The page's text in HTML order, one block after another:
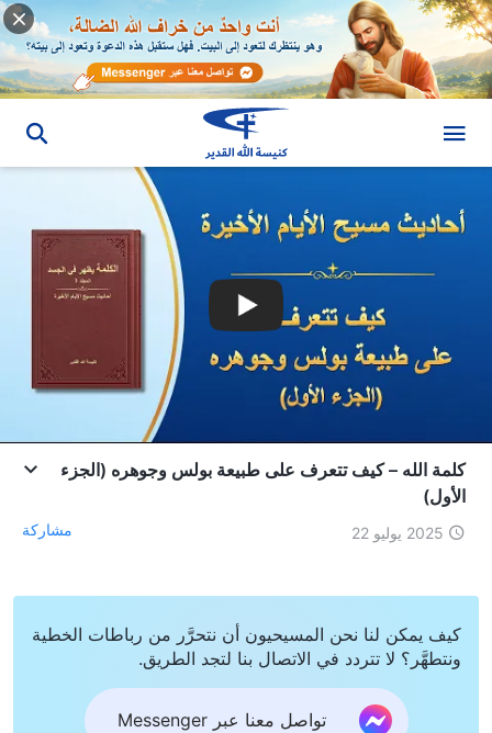
كلمة الله – كيف تتعرف على طبيعة بولس وجوهره (الجزء
الأول)
2025 يوليو 22 مشاركة
كيف يمكن لنا نحن المسيحيون أن نتحرَّر من رباطات الخطية
ونتطهَّر؟ لا تتردد في الاتصال بنا لتجد الطريق.
تواصل معنا عبر Messenger